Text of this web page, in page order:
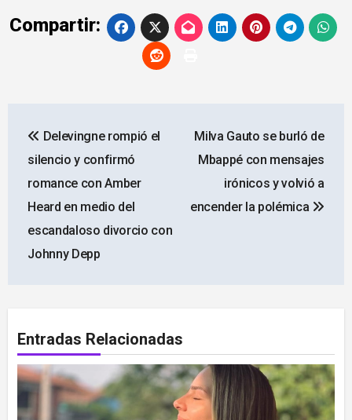
Compartir:
de
entradas
Delevingne rompió el
silencio y confirmó
romance con Amber
Heard en medio del
escandaloso divorcio con
Johnny Depp
Milva Gauto se burló de
Mbappé con mensajes
irónicos y volvió a
encender la polémica
Entradas Relacionadas